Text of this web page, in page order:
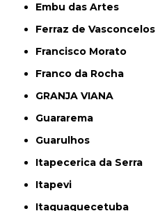
Embu das Artes
Ferraz de Vasconcelos
Francisco Morato
Franco da Rocha
GRANJA VIANA
Guararema
Guarulhos
Itapecerica da Serra
Itapevi
Itaquaquecetuba